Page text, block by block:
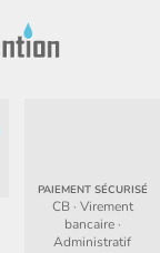
PAIEMENT SÉCURISÉ
CB · Virement
bancaire ·
Administratif